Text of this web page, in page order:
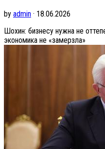
by admin · 18.06.2026
Шохин: бизнесу нужна не
экономика не «замерзла»